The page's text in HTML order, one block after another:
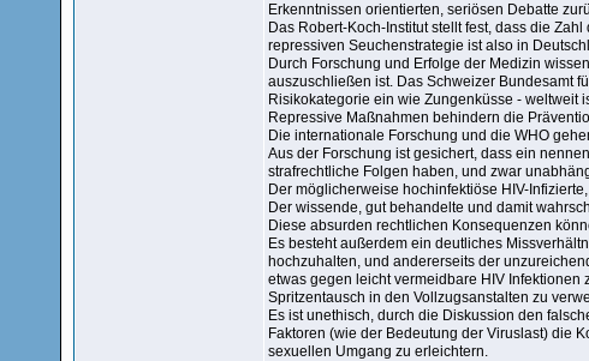
Erkenntnissen orientierten, seriösen Debatte
Das Robert-Koch-Institut stellt fest, dass die
repressiven Seuchenstrategie ist also in
Durch Forschung und Erfolge der Medizin
auszuschließen ist. Das Schweizer Bundesamt
Risikokategorie ein wie Zungenküsse - weltweit
Repressive Maßnahmen behindern die
Die internationale Forschung und die WHO
Aus der Forschung ist gesichert, dass ein
strafrechtliche Folgen haben, und zwar
Der möglicherweise hochinfektiöse HIV-
Der wissende, gut behandelte und damit
Diese absurden rechtlichen Konsequenzen
Es besteht außerdem ein deutliches
hochzuhalten, und andererseits der
etwas gegen leicht vermeidbare HIV Infektionen
Spritzentausch in den Vollzugsanstalten zu
Es ist unethisch, durch die Diskussion den
Faktoren (wie der Bedeutung der Viruslast) die
sexuellen Umgang zu erleichtern.